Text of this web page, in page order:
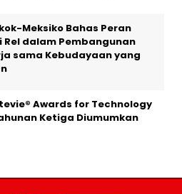
Meksiko Bahas Peran
dalam Pembangunan
sama Kebudayaan yang
Awards for Technology
Ketiga Diumumkan